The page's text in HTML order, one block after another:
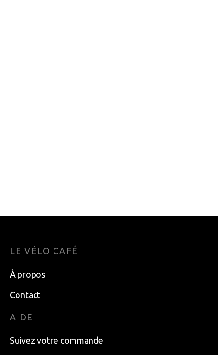
LE VÉLO CAFÉ
À propos
Contact
AIDE
Suivez votre commande